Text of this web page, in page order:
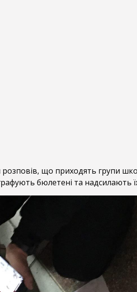
розповів, що приходять групи
бюлетені та надсилають